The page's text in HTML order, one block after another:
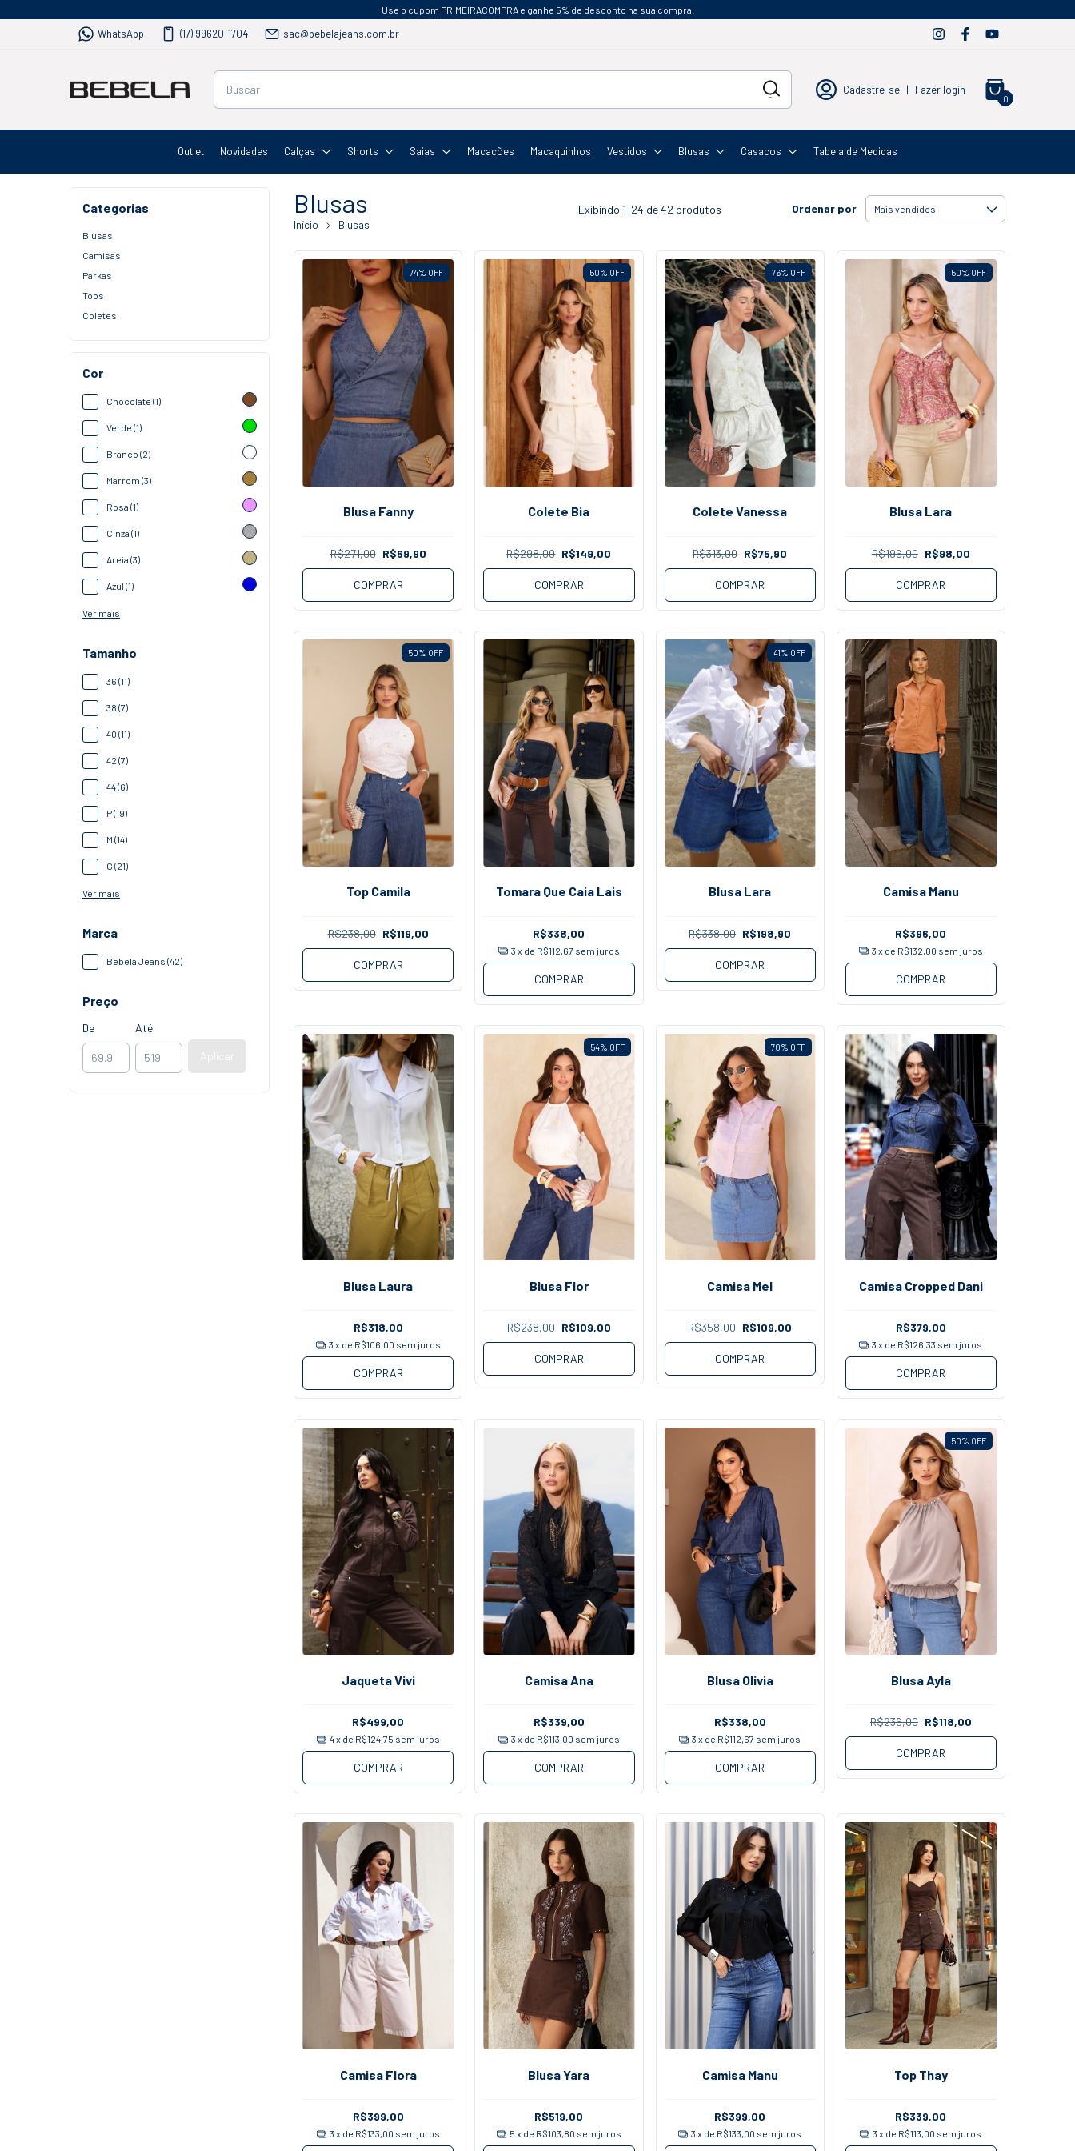
Use o cupom PRIMEIRACOMPRA e ganhe 5% de desconto na sua compra!
WhatsApp (17) 99620-1704 sac@bebelajeans.com.br
Cadastre-se | Fazer login
0
Outlet Novidades Calças Shorts Saias Macacões Macaquinhos Vestidos Blusas Casacos Tabela de Medidas
Categorias
Blusas
Camisas
Parkas
Tops
Coletes
Cor
Chocolate (1)
Verde (1)
Branco (2)
Marrom (3)
Rosa (1)
Cinza (1)
Areia (3)
Azul (1)
Ver mais
Tamanho
36 (11)
38 (7)
40 (11)
42 (7)
44 (6)
P (19)
M (14)
G (21)
Ver mais
Marca
Bebela Jeans (42)
Preço
De Até
Aplicar
Blusas
Início Blusas
Exibindo 1-24 de 42 produtos Ordenar por
74% OFF
Blusa Fanny
R$271,00 R$69,90
COMPRAR
50% OFF
Colete Bia
R$298,00 R$149,00
COMPRAR
76% OFF
Colete Vanessa
R$313,00 R$75,90
COMPRAR
50% OFF
Blusa Lara
R$196,00 R$98,00
COMPRAR
50% OFF
Top Camila
R$238,00 R$119,00
COMPRAR
Tomara Que Caia Lais
R$338,00
3 x de R$112,67 sem juros
COMPRAR
41% OFF
Blusa Lara
R$338,00 R$198,90
COMPRAR
Camisa Manu
R$396,00
3 x de R$132,00 sem juros
COMPRAR
Blusa Laura
R$318,00
3 x de R$106,00 sem juros
COMPRAR
54% OFF
Blusa Flor
R$238,00 R$109,00
COMPRAR
70% OFF
Camisa Mel
R$358,00 R$109,00
COMPRAR
Camisa Cropped Dani
R$379,00
3 x de R$126,33 sem juros
COMPRAR
Jaqueta Vivi
R$499,00
4x de R$124,75 sem juros
COMPRAR
Camisa Ana
R$339,00
3 x de R$113,00 sem juros
COMPRAR
Blusa Olivia
R$338,00
3 x de R$112,67 sem juros
COMPRAR
50% OFF
Blusa Ayla
R$236,00 R$118,00
COMPRAR
Camisa Flora
R$399,00
3 x de R$133,00 sem juros
Blusa Yara
R$519,00
5 x de R$103,80 sem juros
Camisa Manu
R$399,00
3 x de R$133,00 sem juros
Top Thay
R$339,00
3 x de R$113,00 sem juros